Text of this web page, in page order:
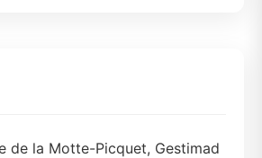
de la Motte-Picquet, Gestimad